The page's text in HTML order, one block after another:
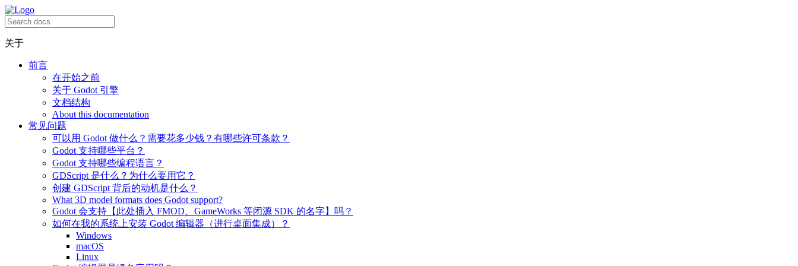
关于
前言
在开始之前
关于 Godot 引擎
文档结构
About this documentation
常见问题
可以用 Godot 做什么？需要花多少钱？有哪些许可条款？
Godot 支持哪些平台？
Godot 支持哪些编程语言？
GDScript 是什么？为什么要用它？
创建 GDScript 背后的动机是什么？
What 3D model formats does Godot support?
Godot 会支持【此处插入 FMOD、GameWorks 等闭源 SDK 的名字】吗？
如何在我的系统上安装 Godot 编辑器（进行桌面集成）？
Windows
macOS
Linux